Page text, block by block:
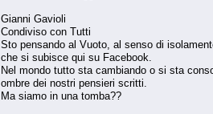
Gianni Gavioli
Condiviso con Tutti
Sto pensando al Vuoto, al senso di
che si subisce qui su Facebook.
Nel mondo tutto sta cambiando o si sta
ombre dei nostri pensieri scritti.
Ma siamo in una tomba??